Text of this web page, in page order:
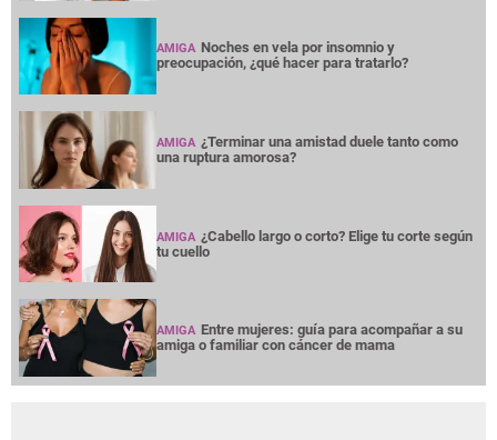
AMIGA Noches en vela por insomnio y
preocupación, ¿qué hacer para tratarlo?
AMIGA ¿Terminar una amistad duele tanto como
una ruptura amorosa?
AMIGA ¿Cabello largo o corto? Elige tu corte según
tu cuello
AMIGA Entre mujeres: guía para acompañar a su
amiga o familiar con cáncer de mama